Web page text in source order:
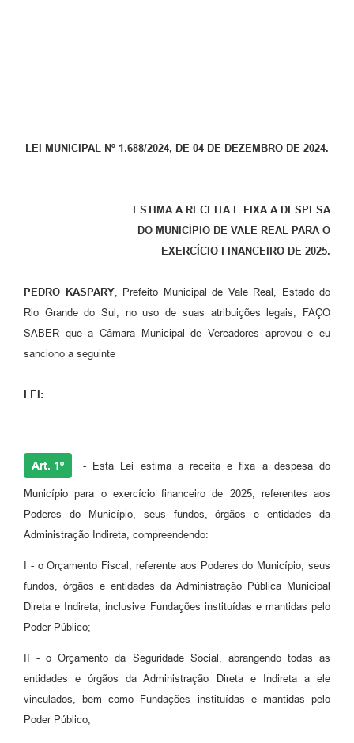
LEI MUNICIPAL Nº 1.688/2024, DE 04 DE DEZEMBRO DE 2024.
ESTIMA A RECEITA E FIXA A DESPESA
DO MUNICÍPIO DE VALE REAL PARA O
EXERCÍCIO FINANCEIRO DE 2025.
PEDRO KASPARY, Prefeito Municipal de Vale Real, Estado do
Rio Grande do Sul, no uso de suas atribuições legais, FAÇO
SABER que a Câmara Municipal de Vereadores aprovou e eu
sanciono a seguinte
LEI:
Art. 1º - Esta Lei estima a receita e fixa a despesa do
Município para o exercício financeiro de 2025, referentes aos
Poderes do Município, seus fundos, órgãos e entidades da
Administração Indireta, compreendendo:
I - o Orçamento Fiscal, referente aos Poderes do Município, seus
fundos, órgãos e entidades da Administração Pública Municipal
Direta e Indireta, inclusive Fundações instituídas e mantidas pelo
Poder Público;
II - o Orçamento da Seguridade Social, abrangendo todas as
entidades e órgãos da Administração Direta e Indireta a ele
vinculados, bem como Fundações instituídas e mantidas pelo
Poder Público;